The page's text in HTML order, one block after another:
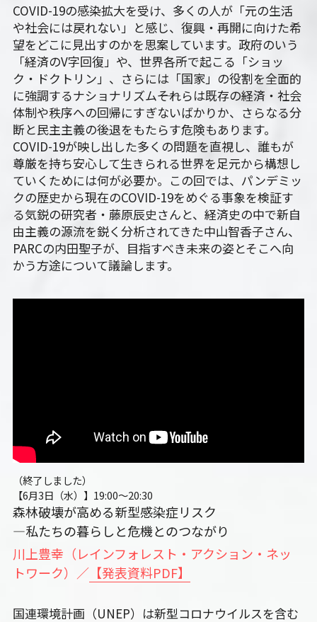
COVID-19の感染拡大を受け、多くの人が「元の生活
や社会には戻れない」と感じ、復興・再開に向けた希
望をどこに見出すのかを思案しています。政府のいう
「経済のV字回復」や、世界各所で起こる「ショッ
ク・ドクトリン」、さらには「国家」の役割を全面的
に強調するナショナリズム――それらは既存の経済・社会
体制や秩序への回帰にすぎないばかりか、さらなる分
断と民主主義の後退をもたらす危険もあります。
COVID-19が映し出した多くの問題を直視し、誰もが
尊厳を持ち安心して生きられる世界を足元から構想し
ていくためには何が必要か。この回では、パンデミッ
クの歴史から現在のCOVID-19をめぐる事象を検証す
る気鋭の研究者・藤原辰史さんと、経済史の中で新自
由主義の源流を鋭く分析されてきた中山智香子さん、
PARCの内田聖子が、目指すべき未来の姿とそこへ向
かう方途について議論します。
（終了しました）
【6月3日（水）】19:00～20:30
森林破壊が高める新型感染症リスク
―私たちの暮らしと危機とのつながり
川上豊幸（レインフォレスト・アクション・ネッ
トワーク）／ 【発表資料PDF】
国連環境計画（UNEP）は新型コロナウイルスを含む